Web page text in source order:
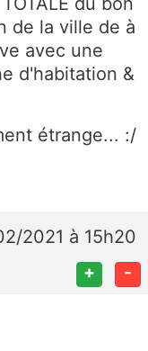
de la ville de à
avec une
d'habitation &
étrange... :/
2021 à 15h20
+ -